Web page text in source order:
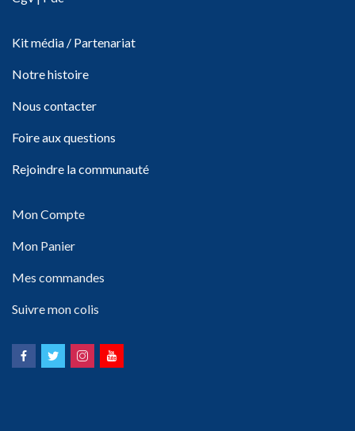
Kit média / Partenariat
Notre histoire
Nous contacter
Foire aux questions
Rejoindre la communauté
Mon Compte
Mon Panier
Mes commandes
Suivre mon colis